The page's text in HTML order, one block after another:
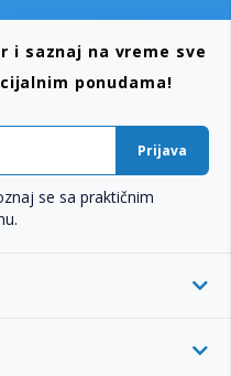
i saznaj na vreme sve
ponudama!
Prijava
se sa praktičnim